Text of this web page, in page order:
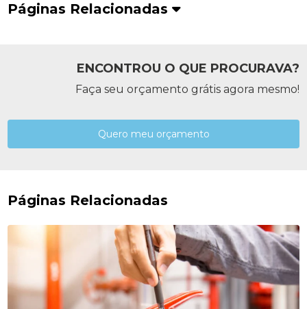
Páginas Relacionadas
ENCONTROU O QUE PROCURAVA?
Faça seu orçamento grátis agora mesmo!
Quero meu orçamento
Páginas Relacionadas